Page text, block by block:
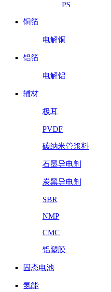
PS
铜箔
电解铜
铝箔
电解铝
辅材
极耳
PVDF
碳纳米管浆料
石墨导电剂
炭黑导电剂
SBR
NMP
CMC
铝塑膜
固态电池
氢能